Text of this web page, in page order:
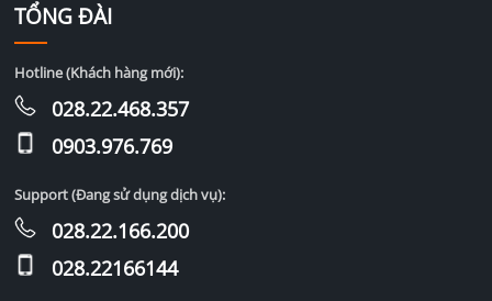
TỔNG ĐÀI
Hotline (Khách hàng mới):
028.22.468.357
0903.976.769
Support (Đang sử dụng dịch vụ):
028.22.166.200
028.22166144